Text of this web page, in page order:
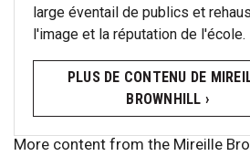
large éventail de publics et
l'image et la réputation de l'école.
PLUS DE CONTENU DE
BROWNHILL ›
More content from the Mireille